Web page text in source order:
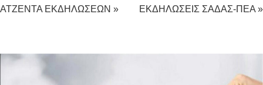
ΑΤΖΕΝΤΑ ΕΚΔΗΛΩΣΕΩΝ » ΕΚΔΗΛΩΣΕΙΣ ΣΑΔΑΣ-ΠΕΑ »